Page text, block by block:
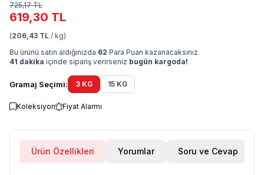
725,17TL
619,30 TL
(206,43 TL / kg)
Bu ürünü satın aldığınızda 62 Para Puan kazanacaksınız.
41 dakika içinde sipariş verirseniz bugün kargoda!
Gramaj Seçimi: 3 KG 15 KG
Koleksiyon Fiyat Alarmı
Ürün Özellikleri Yorumlar Soru ve Cevap